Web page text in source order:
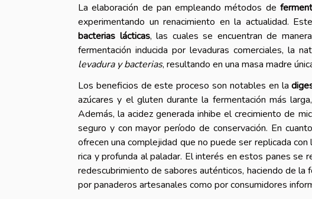
La elaboración de pan empleando métodos de
experimentando un renacimiento en la actualidad.
bacterias lácticas, las cuales se encuentran de
fermentación inducida por levaduras comerciales, la
levadura y bacterias, resultando en una masa madre
Los beneficios de este proceso son notables en la
azúcares y el gluten durante la fermentación más
Además, la acidez generada inhibe el crecimiento de
seguro y con mayor período de conservación. En
ofrecen una complejidad que no puede ser replicada
rica y profunda al paladar. El interés en estos panes
redescubrimiento de sabores auténticos, haciendo de
por panaderos artesanales como por consumidores